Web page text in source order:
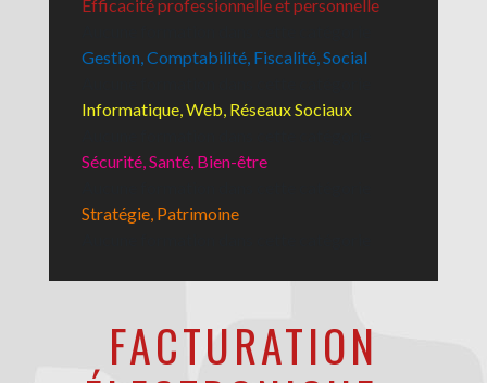
Efficacité professionnelle et personnelle
Gestion, Comptabilité, Fiscalité, Social
Informatique, Web, Réseaux Sociaux
Sécurité, Santé, Bien-être
Stratégie, Patrimoine
FACTURATION